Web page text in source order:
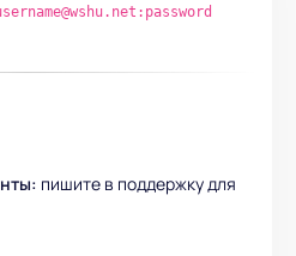
пишите в поддержку для